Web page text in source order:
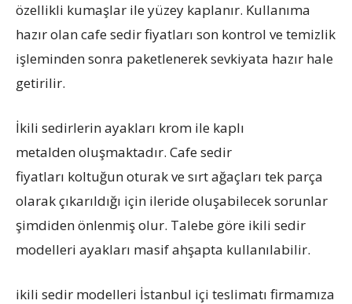
özellikli kumaşlar ile yüzey kaplanır. Kullanıma
hazır olan cafe sedir fiyatları son kontrol ve temizlik
işleminden sonra paketlenerek sevkiyata hazır hale
getirilir.
İkili sedirlerin ayakları krom ile kaplı
metalden oluşmaktadır. Cafe sedir
fiyatları koltuğun oturak ve sırt ağaçları tek parça
olarak çıkarıldığı için ileride oluşabilecek sorunlar
şimdiden önlenmiş olur. Talebe göre ikili sedir
modelleri ayakları masif ahşapta kullanılabilir.
ikili sedir modelleri İstanbul içi teslimatı firmamıza